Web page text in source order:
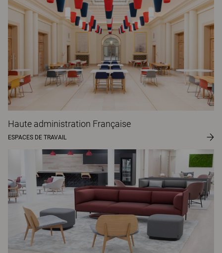
Haute administration Française
ESPACES DE TRAVAIL